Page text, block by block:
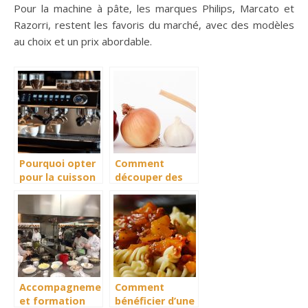
Pour la machine à pâte, les marques Philips, Marcato et
Razorri, restent les favoris du marché, avec des modèles
au choix et un prix abordable.
Pourquoi opter
pour la cuisson
une plancha
électrique?
Comment
découper des
couler la
moindre larme ?
Accompagnement
et formation
Comment
bénéficier d’une